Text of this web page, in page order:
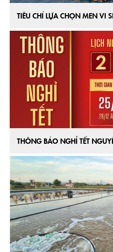
TIÊU CHÍ LỰA CHỌN MEN VI
THÔNG BÁO NGHỈ TẾT